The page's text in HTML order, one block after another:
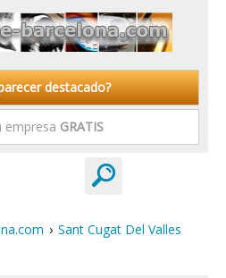
destacado?
empresa GRATIS
› Sant Cugat Del Valles